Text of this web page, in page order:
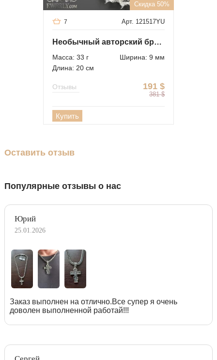
Скидка 50%
Арт. 121517YU
7
Необычный авторский браслет из серебра
Масса: 33 г
Ширина: 9 мм
Длина: 20 см
191 $
381 $
Отзывы
Купить
Оставить отзыв
Популярные отзывы о нас
Юрий
25.01.2026
Заказ выполнен на отлично.Все супер я очень
доволен выполненной работай!!!